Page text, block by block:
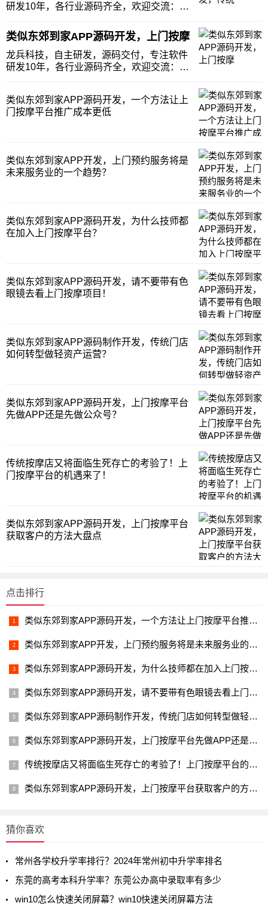
研发10年，各行业源码齐全，欢迎交流：
失惨重，一年几十万的房租和水电成本一直
在交，但是营业额却每天都在下滑，收入根
本覆盖不了成本，长期下去，门店一直亏
类似东郊到家APP源码开发，上门按摩
龙兵科技，自主研发，源码交付，专注软件
研发10年，各行业源码齐全，欢迎交流：
来咨询我，他是做足疗门店的，由于这几年
的特殊原因，使得门店很难开展正常的
类似东郊到家APP源码开发，一个方法让上
门按摩平台推广成本更低
类似东郊到家APP开发，上门预约服务将是
未来服务业的一个趋势？
类似东郊到家APP源码开发，为什么技师都
在加入上门按摩平台？
类似东郊到家APP源码开发，请不要带有色
眼镜去看上门按摩项目！
类似东郊到家APP源码制作开发，传统门店
如何转型做轻资产运营？
类似东郊到家APP源码开发，上门按摩平台
先做APP还是先做公众号？
传统按摩店又将面临生死存亡的考验了！上
门按摩平台的机遇来了！
类似东郊到家APP源码开发，上门按摩平台
获取客户的方法大盘点
点击排行
类似东郊到家APP源码开发，一个方法让上门按摩平台推广成本更低
类似东郊到家APP开发，上门预约服务将是未来服务业的一个趋势？
类似东郊到家APP源码开发，为什么技师都在加入上门按摩平台？
类似东郊到家APP源码开发，请不要带有色眼镜去看上门按摩项目！
类似东郊到家APP源码制作开发，传统门店如何转型做轻资产运营？
类似东郊到家APP源码开发，上门按摩平台先做APP还是先做公众号？
传统按摩店又将面临生死存亡的考验了！上门按摩平台的机遇来了！
类似东郊到家APP源码开发，上门按摩平台获取客户的方法大盘点
猜你喜欢
常州各学校升学率排行？2024年常州初中升学率排名
东莞的高考本科升学率？东莞公办高中录取率有多少
win10怎么快速关闭屏幕？win10快速关闭屏幕方法